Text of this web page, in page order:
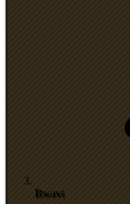
Bwavi